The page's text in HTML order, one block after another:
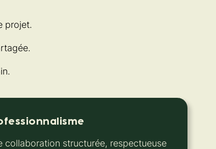
projet.
collaboration structurée, respectueuse